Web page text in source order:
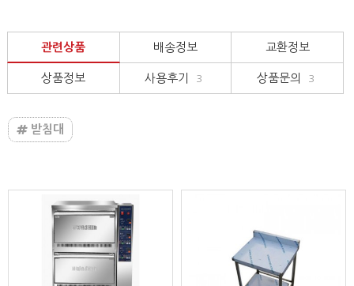
관련상품 배송정보 교환정보
상품정보 사용후기 3 상품문의 3
받침대